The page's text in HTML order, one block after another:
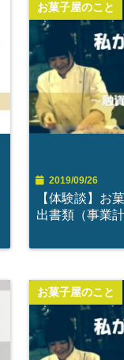
お菓子屋のこと
2019/09/26
【体験談】お
出書類（事業
お菓子屋のこと